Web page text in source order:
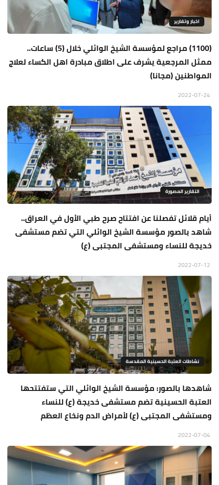
اخبار وتقارير
(1100) مراجع لمؤسسة الشيخ الوائلي خلال (5) ساعات..
ممثل المرجعية يشرف على اطلاق مبادرة اهل الكساء لعلاج
المواطنين (مجانا)
التقارير المصورة
أيام قلائل تفصلنا عن افتتاح صرح طبي الأول في العراق..
شاهد بالصور مؤسسة الشيخ الوائلي التي تضم مستشفى
خديجة للنساء ومستشفى المجتبى (ع)
نشاطات العتبة الحسينية المقدسة
شاهدها بالصور: مؤسسة الشيخ الوائلي التي ستفتتحها
العتبة الحسينية تضم مستشفى خديجة (ع) للنساء
ومستشفى المجتبى (ع) لأمراض الدم ونخاع العظم